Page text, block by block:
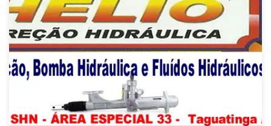
Honda Civic, Manutenção da Direção e Bomba Hidráulica com
Troca de Fluídos – Taguatinga / DF Honda HRV , Manutenção da
Direção e Bomba Hidráulica com Troca de Fluídos – Taguatinga /
DF Honda City, Manutenção da Direção e Bomba Hidráulica com
Troca de Fluídos – Taguatinga / DF Honda […]